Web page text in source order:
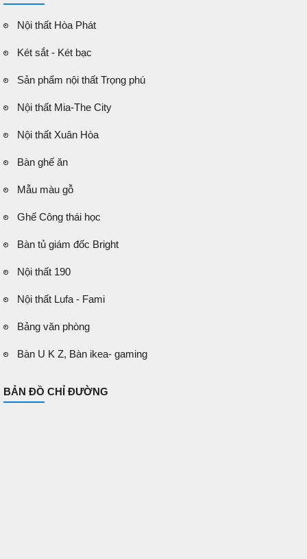
Nội thất Hòa Phát
Két sắt - Két bạc
Sản phẩm nội thất Trọng phú
Nội thất Mia-The City
Nội thất Xuân Hòa
Bàn ghế ăn
Mẫu màu gỗ
Ghế Công thái học
Bàn tủ giám đốc Bright
Nội thất 190
Nội thất Lufa - Fami
Bảng văn phòng
Bàn U K Z, Bàn ikea- gaming
BẢN ĐỒ CHỈ ĐƯỜNG